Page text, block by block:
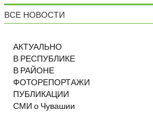
ВСЕ НОВОСТИ
АКТУАЛЬНО
В РЕСПУБЛИКЕ
В РАЙОНЕ
ФОТОРЕПОРТАЖИ
ПУБЛИКАЦИИ
СМИ о Чувашии